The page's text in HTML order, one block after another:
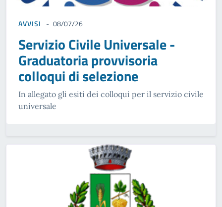
AVVISI 08/07/26
Servizio Civile Universale -
Graduatoria provvisoria
colloqui di selezione
In allegato gli esiti dei colloqui per il servizio civile
universale